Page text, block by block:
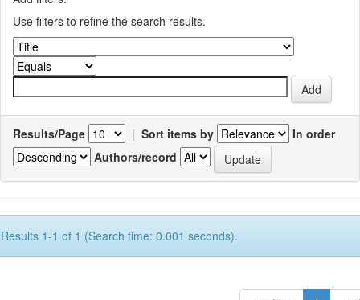
Use filters to refine the search results.
Results/Page | Sort items by
In order
Authors/record
Results 1-1 of 1 (Search time: 0.001 seconds).